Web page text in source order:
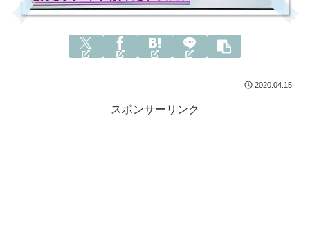
2020.04.15
スポンサーリンク